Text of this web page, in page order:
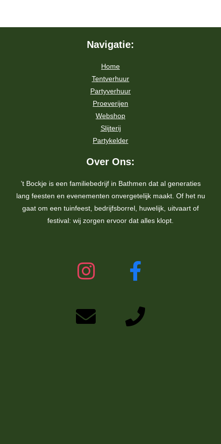
Navigatie:
Home
Tentverhuur
Partyverhuur
Proeverijen
Webshop
Slijterij
Partykelder
Over Ons:
’t Bockje is een familiebedrijf in Bathmen dat al generaties
lang feesten en evenementen onvergetelijk maakt. Of het nu
gaat om een tuinfeest, bedrijfsborrel, huwelijk, uitvaart of
festival: wij zorgen ervoor dat alles klopt.